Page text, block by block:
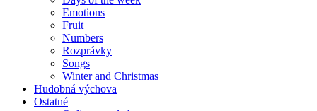
Emotions
Fruit
Numbers
Rozprávky
Songs
Winter and Christmas
Hudobná výchova
Ostatné